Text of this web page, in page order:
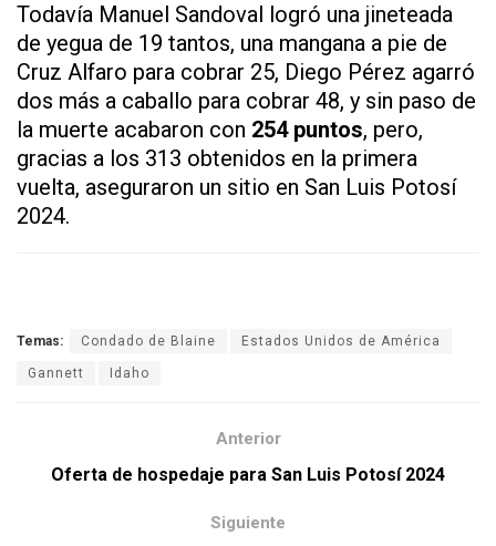
Todavía Manuel Sandoval logró una jineteada
de yegua de 19 tantos, una mangana a pie de
Cruz Alfaro para cobrar 25, Diego Pérez agarró
dos más a caballo para cobrar 48, y sin paso de
la muerte acabaron con 254 puntos, pero,
gracias a los 313 obtenidos en la primera
vuelta, aseguraron un sitio en San Luis Potosí
2024.
Temas: Condado de Blaine Estados Unidos de América
Gannett Idaho
Anterior
Oferta de hospedaje para San Luis Potosí 2024
Siguiente